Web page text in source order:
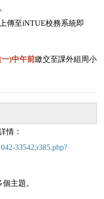
傳至iNTUE校務系統即
一)中午前繳交至課外組周小
情：
33542,r385.php?
主題。